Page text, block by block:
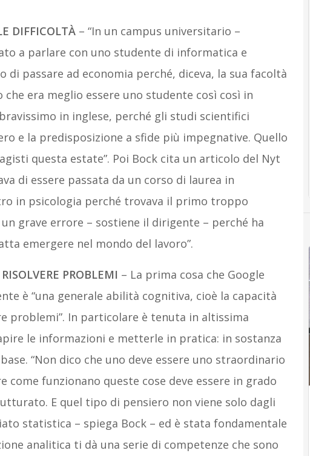
DIFFICOLTÀ– “In un campus universitario –
a parlare con uno studente di informatica e
di passare ad economia perché, diceva, la sua facoltà
era meglio essere uno studente così così in
in inglese, perché gli studi scientifici
e la predisposizione a sfide più impegnative. Quello
questa estate”. Poi Bock cita un articolo del Nyt
di essere passata da un corso di laurea in
in psicologia perché trovava il primo troppo
grave errore – sostiene il dirigente – perché ha
emergere nel mondo del lavoro”.
PROBLEMI – La prima cosa che Google
è “una generale abilità cognitiva, cioè la capacità
problemi”. In particolare è tenuta in altissima
le informazioni e metterle in pratica: in sostanza
“Non dico che uno deve essere uno straordinario
come funzionano queste cose deve essere in grado
E quel tipo di pensiero non viene solo dagli
statistica – spiega Bock – ed è stata fondamentale
analitica ti dà una serie di competenze che sono